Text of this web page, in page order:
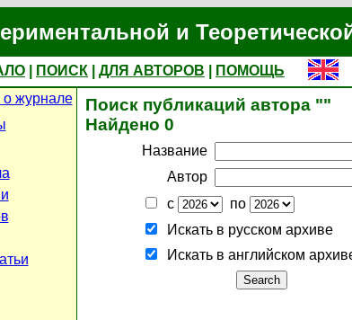
и
ПОИСК ДЛЯ АВТОРОВ
ПОМОЩЬ
журнале
Поиск публикаций автора ""
Найдено 0
Название
Автор
с
по
Искать в русском архиве
Искать в английском